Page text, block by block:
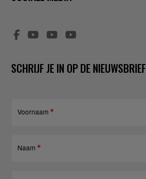
SCHRIJF JE IN OP DE NIEUWSBRIEF
Voornaam
Naam